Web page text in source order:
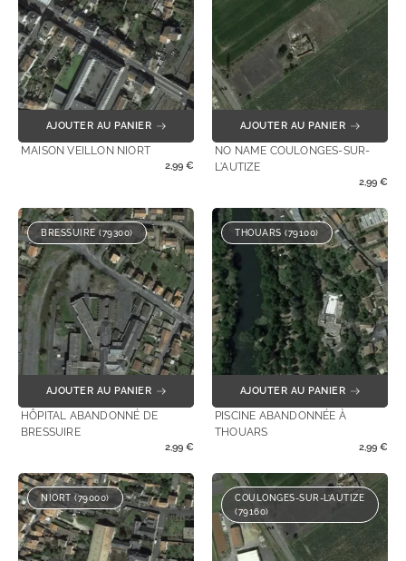
AJOUTER AU PANIER
MAISON VEILLON NIORT
2,99 €
AJOUTER AU PANIER
NO NAME COULONGES-SUR-
L'AUTIZE
2,99 €
BRESSUIRE (79300)
AJOUTER AU PANIER
HÔPITAL ABANDONNÉ DE
BRESSUIRE
2,99 €
THOUARS (79100)
AJOUTER AU PANIER
PISCINE ABANDONNÉE À
THOUARS
2,99 €
NIORT (79000)
COULONGES-SUR-L’AUTIZE
(79160)